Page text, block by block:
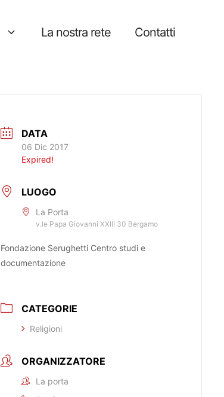
La nostra rete Contatti
DATA
06 Dic 2017
Expired!
LUOGO
La Porta
v.le Papa Giovanni XXIII 30 Bergamo
Fondazione Serughetti Centro studi e
documentazione
CATEGORIE
Religioni
ORGANIZZATORE
La porta